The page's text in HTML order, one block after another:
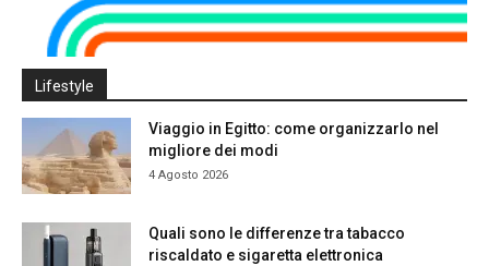
Lifestyle
Viaggio in Egitto: come organizzarlo nel
migliore dei modi
4 Agosto 2026
Quali sono le differenze tra tabacco
riscaldato e sigaretta elettronica